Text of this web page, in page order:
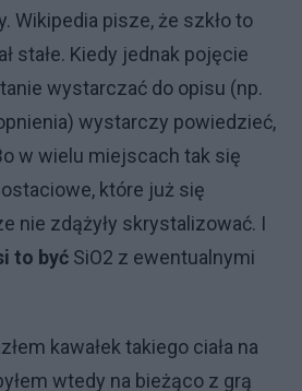
Wikipedia pisze, że szkło to
stałe. Kiedy jednak pojęcie
wystarczać do opisu (np.
wystarczy powiedzieć,
w wielu miejscach tak się
które już się
nie zdążyły skrystalizować. I
to być SiO2 z ewentualnymi
kawałek takiego ciała na
wtedy na bieżąco z grą